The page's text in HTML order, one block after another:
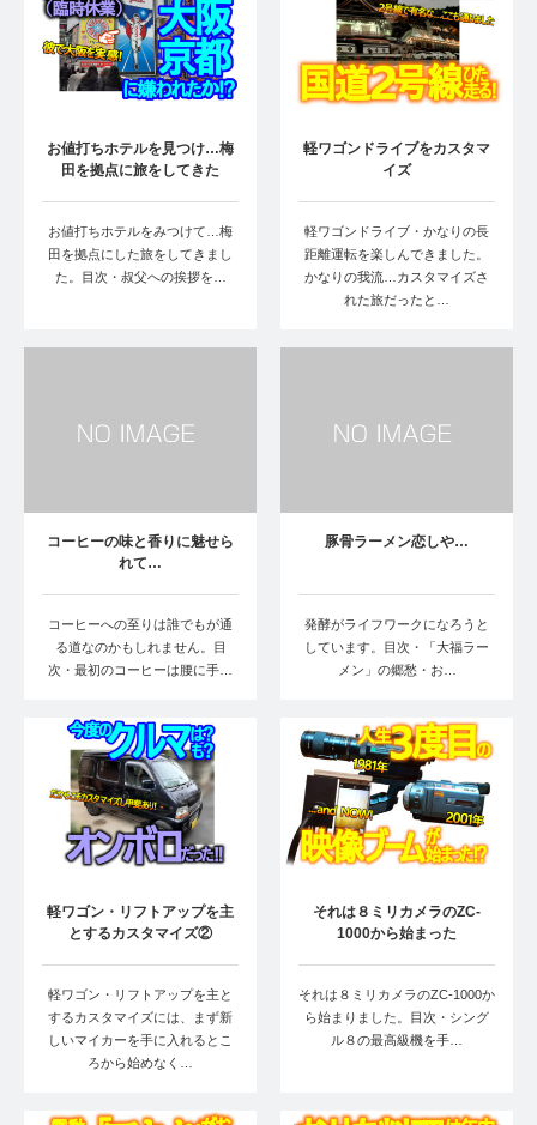
お値打ちホテルを見つけ…梅
田を拠点に旅をしてきた
お値打ちホテルをみつけて…梅
田を拠点にした旅をしてきまし
た。目次・叔父への挨拶を…
軽ワゴンドライブをカスタマ
イズ
軽ワゴンドライブ・かなりの長
距離運転を楽しんできました。
かなりの我流…カスタマイズさ
れた旅だったと…
コーヒーの味と香りに魅せら
れて…
コーヒーへの至りは誰でもが通
る道なのかもしれません。目
次・最初のコーヒーは腰に手…
豚骨ラーメン恋しや…
発酵がライフワークになろうと
しています。目次・「大福ラー
メン」の郷愁・お…
軽ワゴン・リフトアップを主
とするカスタマイズ②
軽ワゴン・リフトアップを主と
するカスタマイズには、まず新
しいマイカーを手に入れるとこ
ろから始めなく…
それは８ミリカメラのZC-
1000から始まった
それは８ミリカメラのZC-1000か
ら始まりました。目次・シング
ル８の最高級機を手…